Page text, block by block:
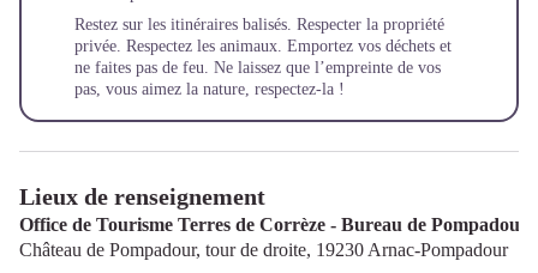
Restez sur les itinéraires balisés. Respecter la propriété
privée. Respectez les animaux. Emportez vos déchets et
ne faites pas de feu. Ne laissez que l’empreinte de vos
pas, vous aimez la nature, respectez-la !
Lieux de renseignement
Office de Tourisme Terres de Corrèze - Bureau de Pompadour
Château de Pompadour, tour de droite, 19230 Arnac-Pompadour